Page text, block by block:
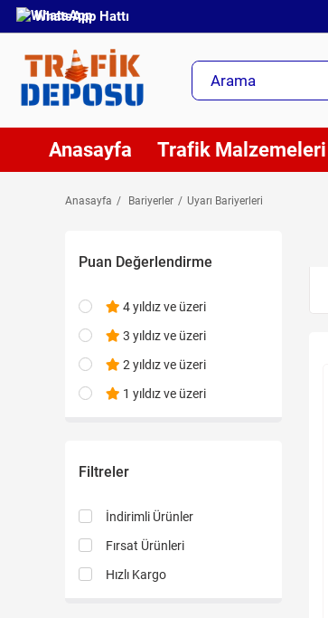
WhatsApp Hattı
Anasayfa Trafik Malzemeleri
Anasayfa Bariyerler Uyarı Bariyerleri
Puan Değerlendirme
4 yıldız ve üzeri
3 yıldız ve üzeri
2 yıldız ve üzeri
1 yıldız ve üzeri
Filtreler
İndirimli Ürünler
Fırsat Ürünleri
Hızlı Kargo